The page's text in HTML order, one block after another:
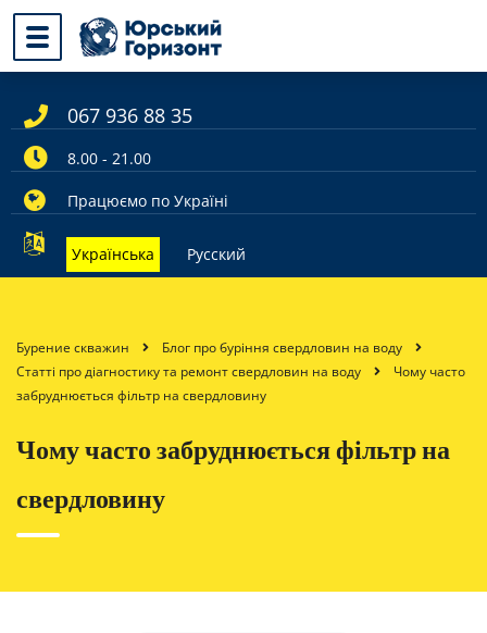
067 936 88 35
8.00 - 21.00
Працюємо по Україні
Українська Русский
Бурение скважин
Блог про буріння свердловин на воду
Статті про діагностику та ремонт свердловин на воду
Чому часто
забруднюється фільтр на свердловину
Чому часто забруднюється фільтр на
свердловину